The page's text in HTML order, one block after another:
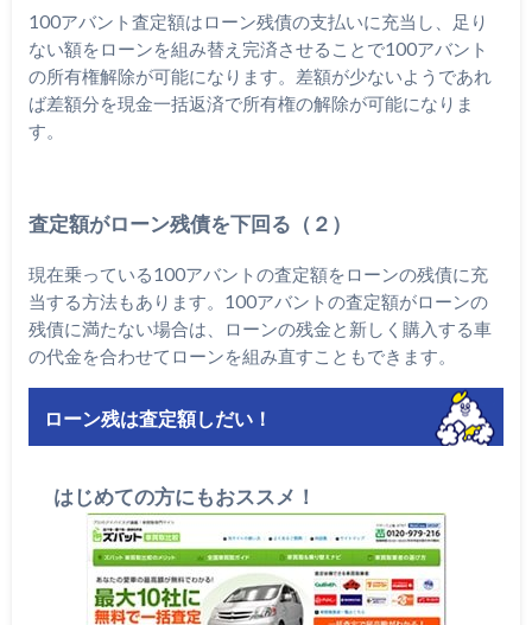
100アバント査定額はローン残債の支払いに充当し、足り
ない額をローンを組み替え完済させることで100アバント
の所有権解除が可能になります。差額が少ないようであれ
ば差額分を現金一括返済で所有権の解除が可能になりま
す。
査定額がローン残債を下回る（２）
現在乗っている100アバントの査定額をローンの残債に充
当する方法もあります。100アバントの査定額がローンの
残債に満たない場合は、ローンの残金と新しく購入する車
の代金を合わせてローンを組み直すこともできます。
ローン残は査定額しだい！
はじめての方にもおススメ！